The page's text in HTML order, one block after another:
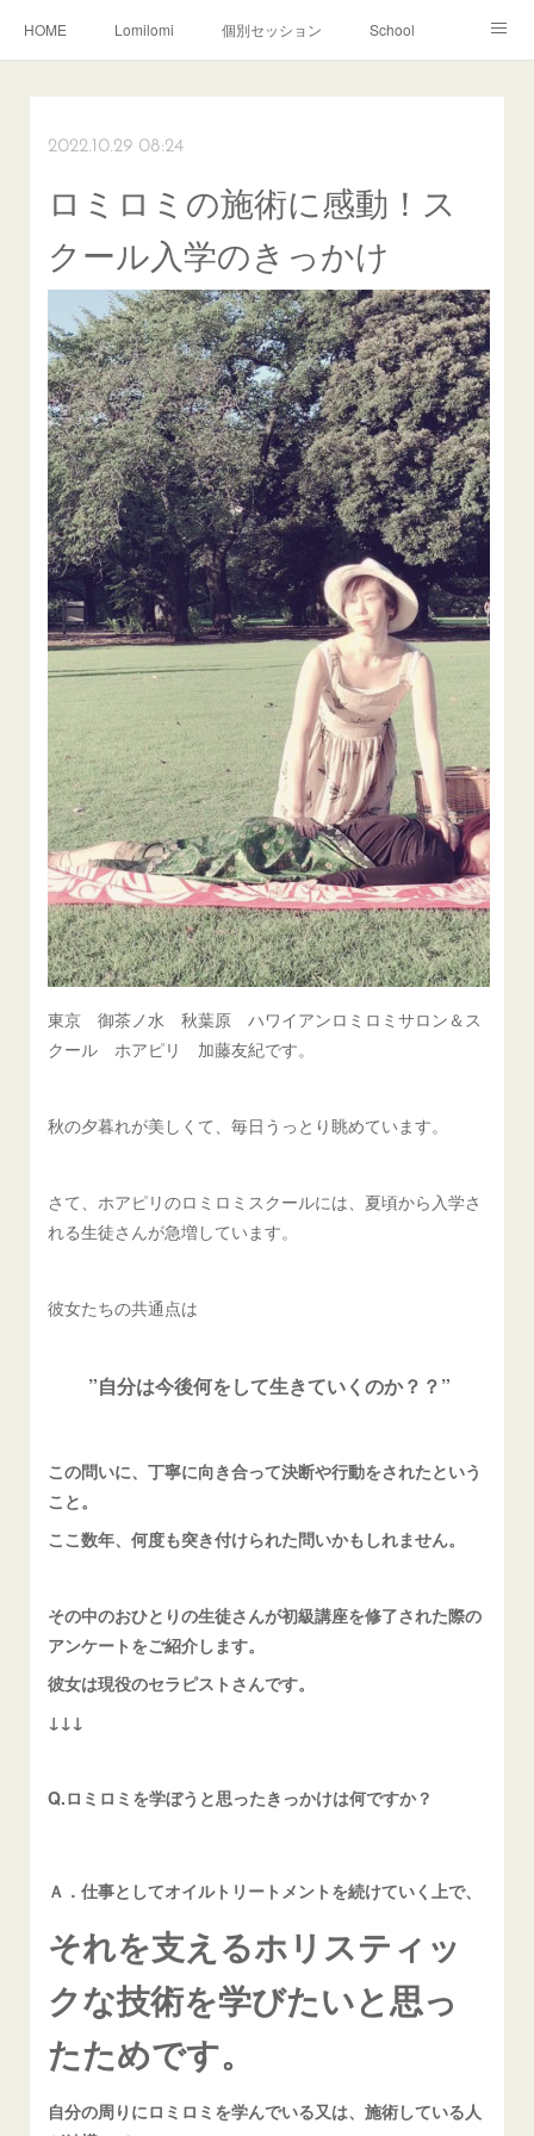
HOME Lomilomi 個別セッション School
School無料説明会
2022.10.29 08:24
ロミロミの施術に感動！ス
クール入学のきっかけ
東京 御茶ノ水 秋葉原 ハワイアンロミロミサロン＆ス
クール ホアピリ 加藤友紀です。
秋の夕暮れが美しくて、毎日うっとり眺めています。
さて、ホアピリのロミロミスクールには、夏頃から入学さ
れる生徒さんが急増しています。
彼女たちの共通点は
”自分は今後何をして生きていくのか？？”
この問いに、丁寧に向き合って決断や行動をされたという
こと。
ここ数年、何度も突き付けられた問いかもしれません。
その中のおひとりの生徒さんが初級講座を修了された際の
アンケートをご紹介します。
彼女は現役のセラピストさんです。
↓↓↓
Q.ロミロミを学ぼうと思ったきっかけは何ですか？
Ａ．仕事としてオイルトリートメントを続けていく上で、
それを支えるホリスティッ
クな技術を学びたいと思っ
たためです。
自分の周りにロミロミを学んでいる又は、施術している人